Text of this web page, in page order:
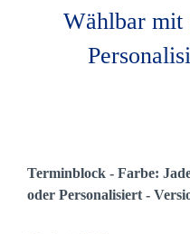
Terminblock - Farbe:
oder Personalisiert -